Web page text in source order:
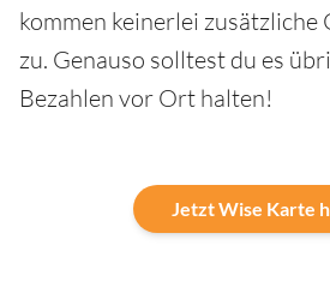
kommen keinerlei zusätzliche
zu. Genauso solltest du es
Bezahlen vor Ort halten!
Jetzt Wise Karte